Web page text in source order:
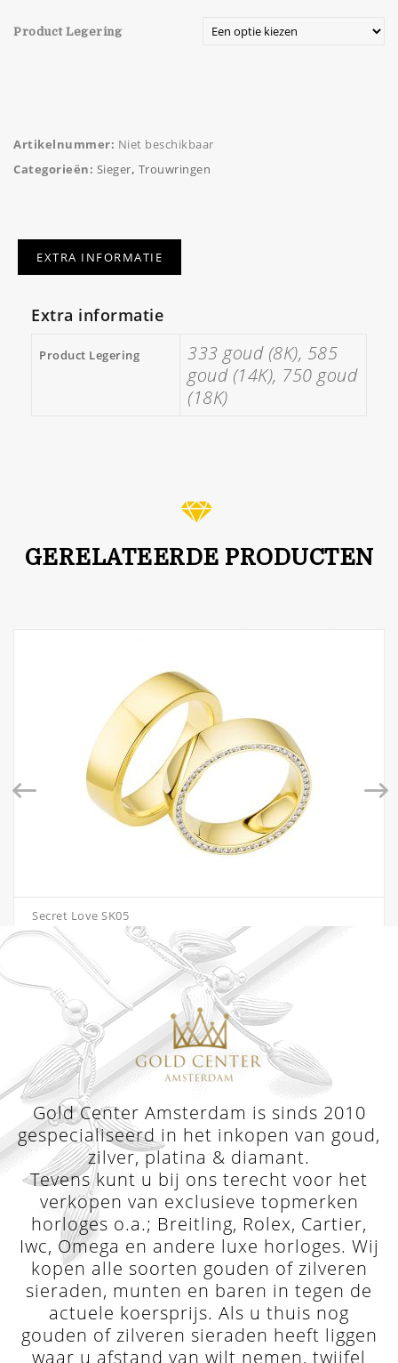
Product Legering
Artikelnummer: Niet beschikbaar
Categorieën: Sieger, Trouwringen
EXTRA INFORMATIE
Extra informatie
Product Legering
333 goud (8K), 585
goud (14K), 750 goud
(18K)
GERELATEERDE PRODUCTEN
Secret Love SK05
€3,322.00
4,816.00
Gold Center Amsterdam is sinds 2010
gespecialiseerd in het inkopen van goud,
zilver, platina & diamant.
Tevens kunt u bij ons terecht voor het
verkopen van exclusieve topmerken
horloges o.a.; Breitling, Rolex, Cartier,
Iwc, Omega en andere luxe horloges. Wij
kopen alle soorten gouden of zilveren
sieraden, munten en baren in tegen de
actuele koersprijs. Als u thuis nog
gouden of zilveren sieraden heeft liggen
waar u afstand van wilt nemen, twijfel